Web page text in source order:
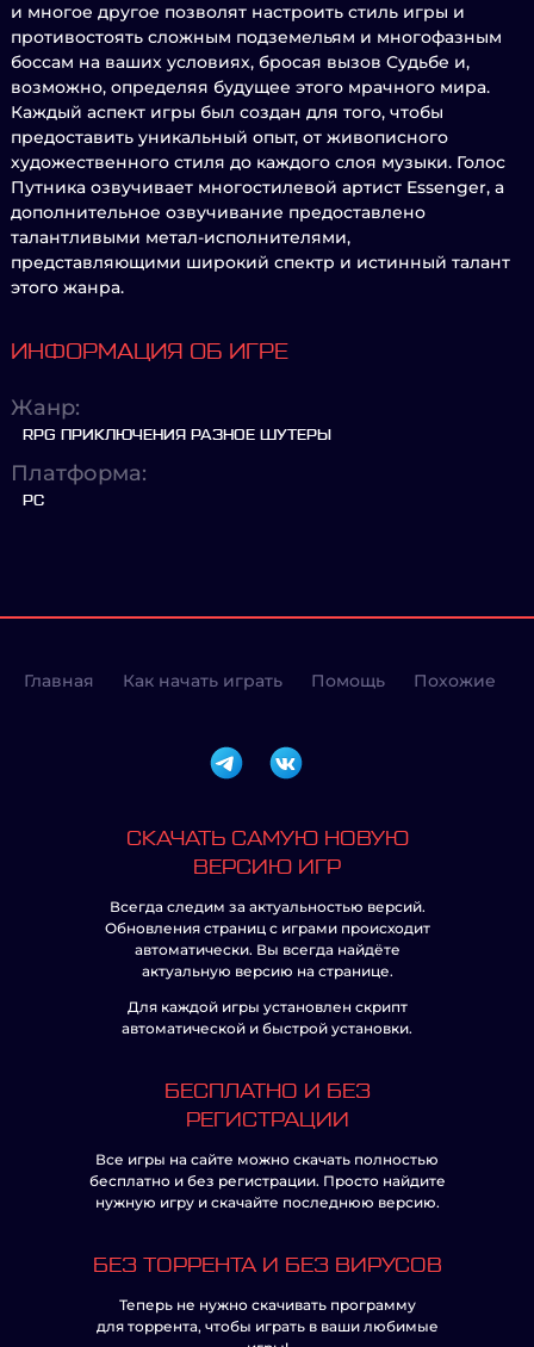
и многое другое позволят настроить стиль игры и
противостоять сложным подземельям и многофазным
боссам на ваших условиях, бросая вызов Судьбе и,
возможно, определяя будущее этого мрачного мира.
Каждый аспект игры был создан для того, чтобы
предоставить уникальный опыт, от живописного
художественного стиля до каждого слоя музыки. Голос
Путника озвучивает многостилевой артист Essenger, а
дополнительное озвучивание предоставлено
талантливыми метал-исполнителями,
представляющими широкий спектр и истинный талант
этого жанра.
ИНФОРМАЦИЯ ОБ ИГРЕ
Жанр:
RPG ПРИКЛЮЧЕНИЯ РАЗНОЕ ШУТЕРЫ
Платформа:
PC
Главная Как начать играть Помощь Похожие
СКАЧАТЬ САМУЮ НОВУЮ
ВЕРСИЮ ИГР
Всегда следим за актуальностью версий.
Обновления страниц с играми происходит
автоматически. Вы всегда найдёте
актуальную версию на странице.
Для каждой игры установлен скрипт
автоматической и быстрой установки.
БЕСПЛАТНО И БЕЗ
РЕГИСТРАЦИИ
Все игры на сайте можно скачать полностью
бесплатно и без регистрации. Просто найдите
нужную игру и скачайте последнюю версию.
БЕЗ ТОРРЕНТА И БЕЗ ВИРУСОВ
Теперь не нужно скачивать программу
для торрента, чтобы играть в ваши любимые